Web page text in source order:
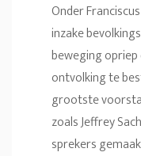
Onder
inzake
beweging opriep
ontvolking te
grootste
zoals Jeffrey
sprekers